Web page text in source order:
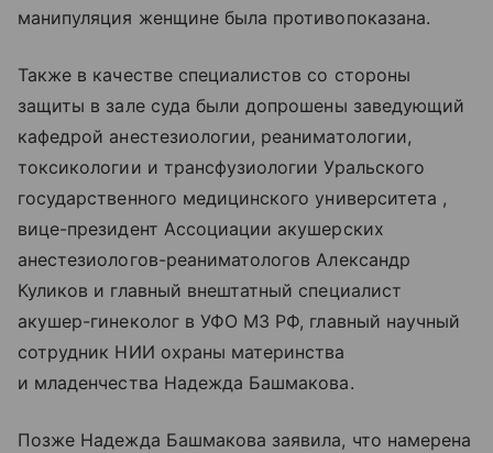
манипуляция женщине была противопоказана.
Также в качестве специалистов со стороны
защиты в зале суда были допрошены заведующий
кафедрой анестезиологии, реаниматологии,
токсикологии и трансфузиологии Уральского
государственного медицинского университета ,
вице-президент Ассоциации акушерских
анестезиологов-реаниматологов Александр
Куликов и главный внештатный специалист
акушер-гинеколог в УФО МЗ РФ, главный научный
сотрудник НИИ охраны материнства
и младенчества Надежда Башмакова.
Позже Надежда Башмакова заявила, что намерена